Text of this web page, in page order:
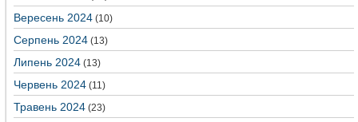
Вересень 2024 (10)
Серпень 2024 (13)
Липень 2024 (13)
Червень 2024 (11)
Травень 2024 (23)